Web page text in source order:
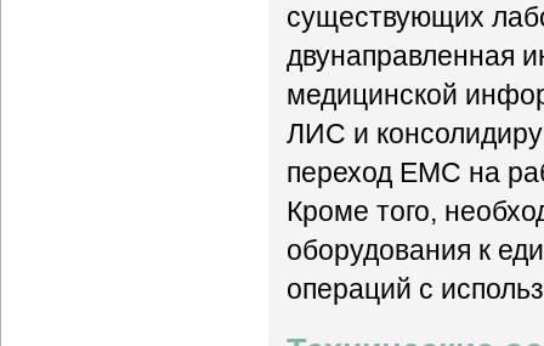
существующих
двунаправленная
медицинской
ЛИС и
переход ЕМС на
Кроме того,
оборудования к
операций с